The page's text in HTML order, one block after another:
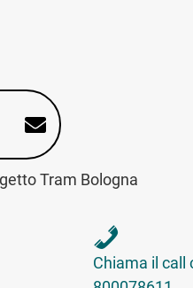
Tram Bologna
interattiva
telefona al
Chiama il call